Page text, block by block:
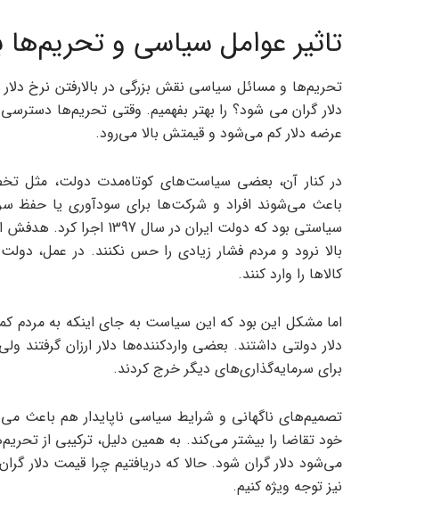
تاثیر عوامل سیاسی و تحریم‌ها
تحریم‌ها و مسائل سیاسی نقش بزرگی در بالارفتن نرخ
دلار گران می ‌شود؟ را بهتر بفهمیم. وقتی تحریم‌ها
عرضه دلار کم می‌شود و قیمتش بالا می‌رود.
سیاستی بود که دولت
کالاها را وارد کنند.
اما مشکل این بود که این سیاست به جای اینکه به
دلار دولتی داشتند. بعضی واردکننده‌ها دلار ارزان گرفتند
برای سرمایه‌گذاری‌های دیگر خرج کردند.
تصمیم‌های ناگهانی و شرایط سیاسی ناپایدار هم
خود تقاضا را بیشتر می‌کند. به همین دلیل، ترکیبی از
می‌شود دلار گران شود. حالا که دریافتیم چرا قیمت دلار
نیز توجه ویژه کنیم.